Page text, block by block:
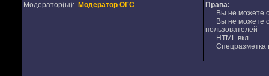
Модератор(ы): Модератор ОГС
Права:
Вы не можете
Вы не можете
пользователей
HTML вкл.
Спецразметка